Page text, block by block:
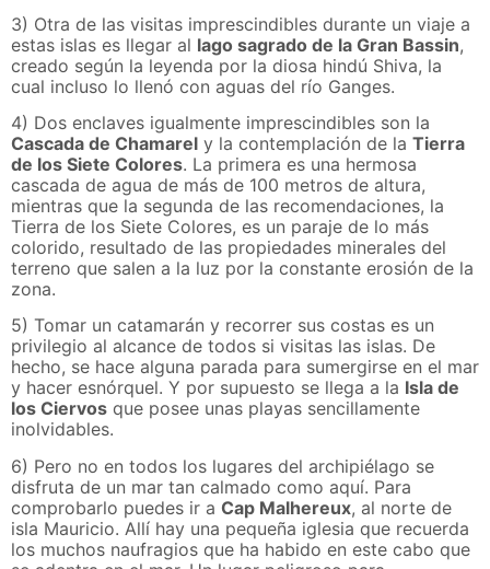
3) Otra de las visitas imprescindibles durante un viaje a
estas islas es llegar al lago sagrado de la Gran Bassin,
creado según la leyenda por la diosa hindú Shiva, la
cual incluso lo llenó con aguas del río Ganges.
4) Dos enclaves igualmente imprescindibles son la
Cascada de Chamarel y la contemplación de la Tierra
de los Siete Colores. La primera es una hermosa
cascada de agua de más de 100 metros de altura,
mientras que la segunda de las recomendaciones, la
Tierra de los Siete Colores, es un paraje de lo más
colorido, resultado de las propiedades minerales del
terreno que salen a la luz por la constante erosión de la
zona.
5) Tomar un catamarán y recorrer sus costas es un
privilegio al alcance de todos si visitas las islas. De
hecho, se hace alguna parada para sumergirse en el mar
y hacer esnórquel. Y por supuesto se llega a la Isla de
los Ciervos que posee unas playas sencillamente
inolvidables.
6) Pero no en todos los lugares del archipiélago se
disfruta de un mar tan calmado como aquí. Para
comprobarlo puedes ir a Cap Malhereux, al norte de
isla Mauricio. Allí hay una pequeña iglesia que recuerda
los muchos naufragios que ha habido en este cabo que